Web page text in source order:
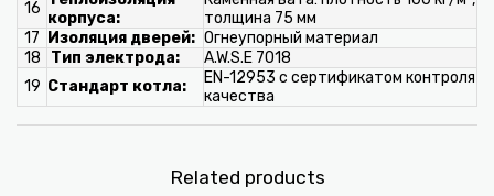
16
корпуса:
толщина 75 мм
17
Изоляция дверей: Огнеупорный материал
18
Тип электрода:
A.W.S.E 7018
19 Стандарт котла:
EN-12953 с сертификатом контроля
качества
Related products